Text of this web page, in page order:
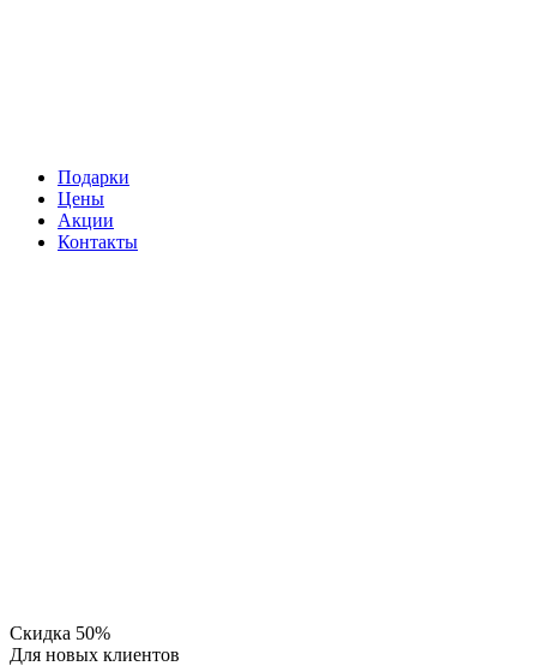
Подарки
Цены
Акции
Контакты
Скидка 50%
Для новых клиентов